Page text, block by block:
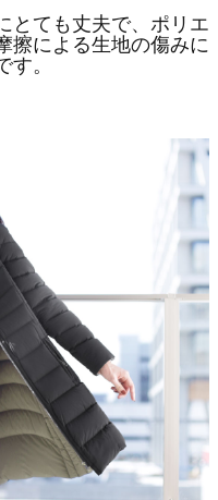
とても丈夫で、ポリエ
擦による生地の傷みに
。